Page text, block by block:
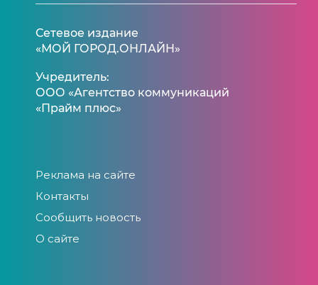
Сетевое издание
«МОЙ ГОРОД.ОНЛАЙН»
Учредитель:
ООО «Агентство коммуникаций
«Прайм плюс»
Реклама на сайте
Контакты
Сообщить новость
О сайте